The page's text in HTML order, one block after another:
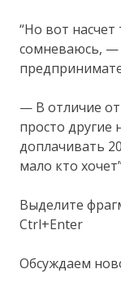
“Но вот
сомневаюсь, —
— В отличие
просто другие
доплачивать
мало кто
Выделите
Ctrl+Enter
Обсуждаем